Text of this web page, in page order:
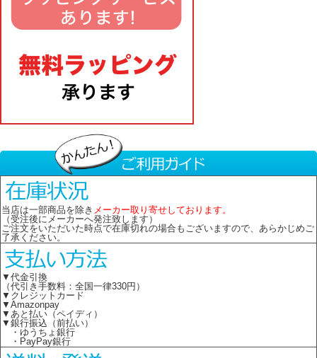
当店は一部商品を除き メーカー取り寄せしております。
（受注後にメーカーへ発注致します）
ご注文をいただいた時点で在庫切れの場合もございますので、あらかじめご
了承ください。
▼代金引換
（代引き手数料：全国一律330円）
▼クレジットカード
▼Amazonpay
▼あと払い（ペイディ）
▼銀行振込（前払い）
・ゆうちょ銀行
・PayPay銀行